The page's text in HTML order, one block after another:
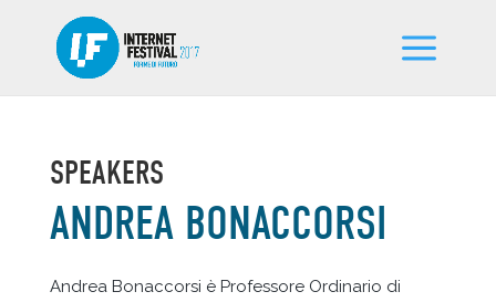
SPEAKERS
ANDREA BONACCORSI
Andrea Bonaccorsi è Professore Ordinario di